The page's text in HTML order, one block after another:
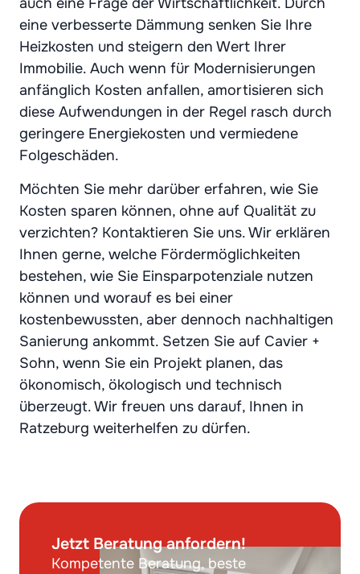
eine verbesserte Dämmung senken Sie Ihre
Heizkosten und steigern den Wert Ihrer
Immobilie. Auch wenn für Modernisierungen
anfänglich Kosten anfallen, amortisieren sich
diese Aufwendungen in der Regel rasch durch
geringere Energiekosten und vermiedene
Folgeschäden.
Möchten Sie mehr darüber erfahren, wie Sie
Kosten sparen können, ohne auf Qualität zu
verzichten? Kontaktieren Sie uns. Wir erklären
Ihnen gerne, welche Fördermöglichkeiten
bestehen, wie Sie Einsparpotenziale nutzen
können und worauf es bei einer
kostenbewussten, aber dennoch nachhaltigen
Sanierung ankommt. Setzen Sie auf Cavier +
Sohn, wenn Sie ein Projekt planen, das
ökonomisch, ökologisch und technisch
überzeugt. Wir freuen uns darauf, Ihnen in
Ratzeburg weiterhelfen zu dürfen.
Jetzt Beratung anfordern!
Kompetente Beratung, beste